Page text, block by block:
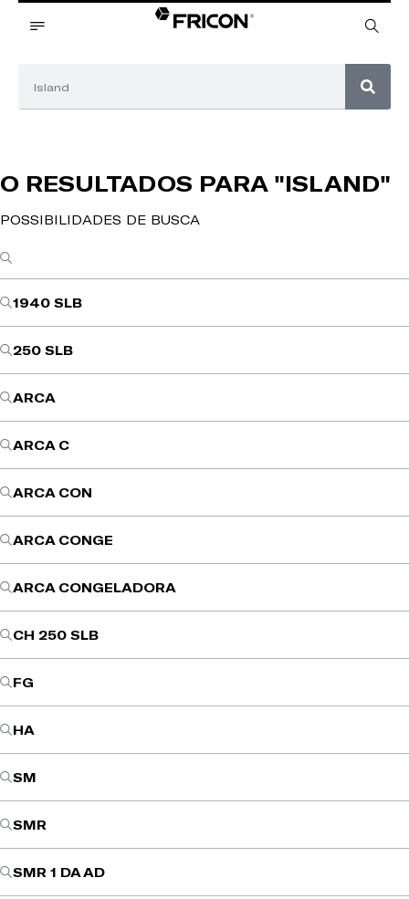
O RESULTADOS PARA "ISLAND"
POSSIBILIDADES DE BUSCA
1940 SLB
250 SLB
ARCA
ARCA C
ARCA CON
ARCA CONGE
ARCA CONGELADORA
CH 250 SLB
FG
HA
SM
SMR
SMR 1 DA AD